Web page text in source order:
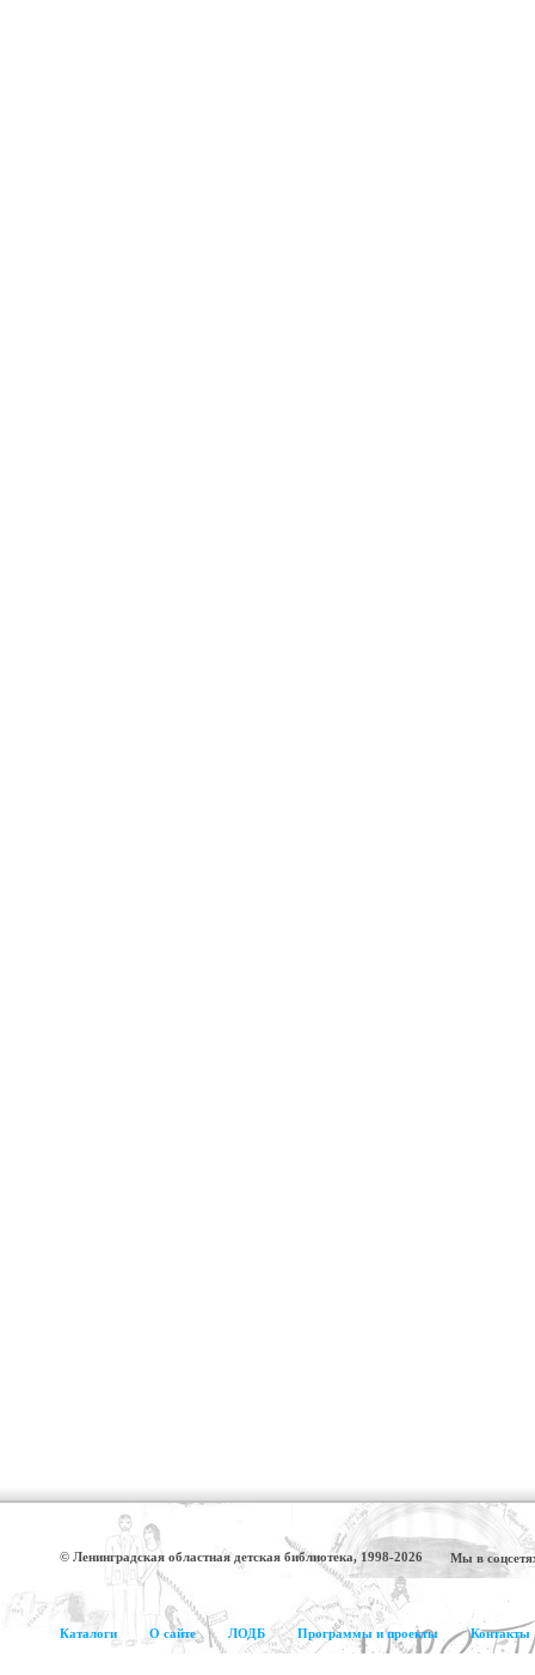
© Ленинградская областная детская библиотека, 1998-2026 Мы в
Каталоги О сайте ЛОДБ Программы и проекты Контакты